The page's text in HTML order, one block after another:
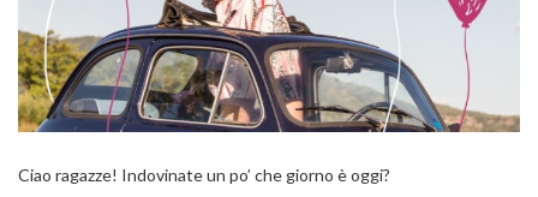
Ciao ragazze! Indovinate un po’ che giorno è oggi?